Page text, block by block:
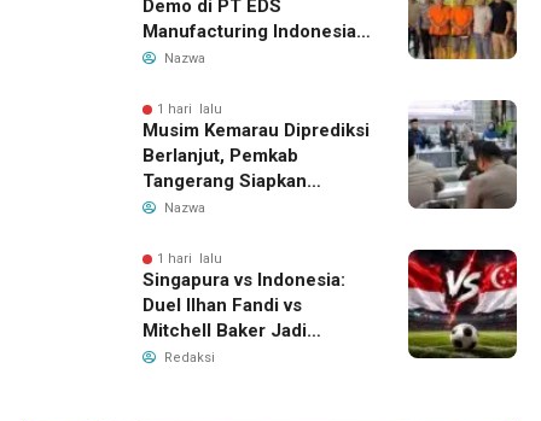
Demo di PT EDS
Manufacturing Indonesia
Ditahan, Polda Banten
Pengelolaan Limbah
Nazwa
1 hari lalu
Musim Kemarau Diprediksi
Berlanjut, Pemkab
Tangerang Siapkan
Langkah Antisipasi Krisis
Nazwa
1 hari lalu
Singapura vs Indonesia:
Duel Ilhan Fandi vs
Mitchell Baker Jadi
Sorotan di Piala AFF 2026
Redaksi